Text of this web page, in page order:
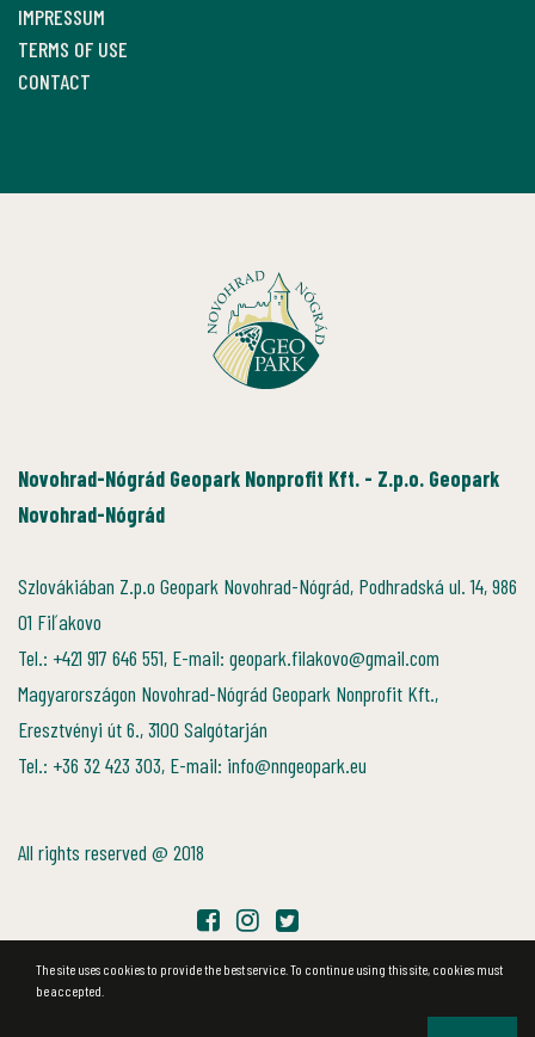
IMPRESSUM
TERMS OF USE
CONTACT
Novohrad-Nógrád Geopark Nonprofit Kft. - Z.p.o. Geopark
Novohrad-Nógrád
Szlovákiában Z.p.o Geopark Novohrad-Nógrád, Podhradská ul. 14, 986
01 Fiľakovo
Tel.: +421 917 646 551, E-mail: geopark.filakovo@gmail.com
Magyarországon Novohrad-Nógrád Geopark Nonprofit Kft.,
Eresztvényi út 6., 3100 Salgótarján
Tel.: +36 32 423 303, E-mail: info@nngeopark.eu
All rights reserved @ 2018
The site uses cookies to provide the best service. To continue using this site, cookies must
be accepted.